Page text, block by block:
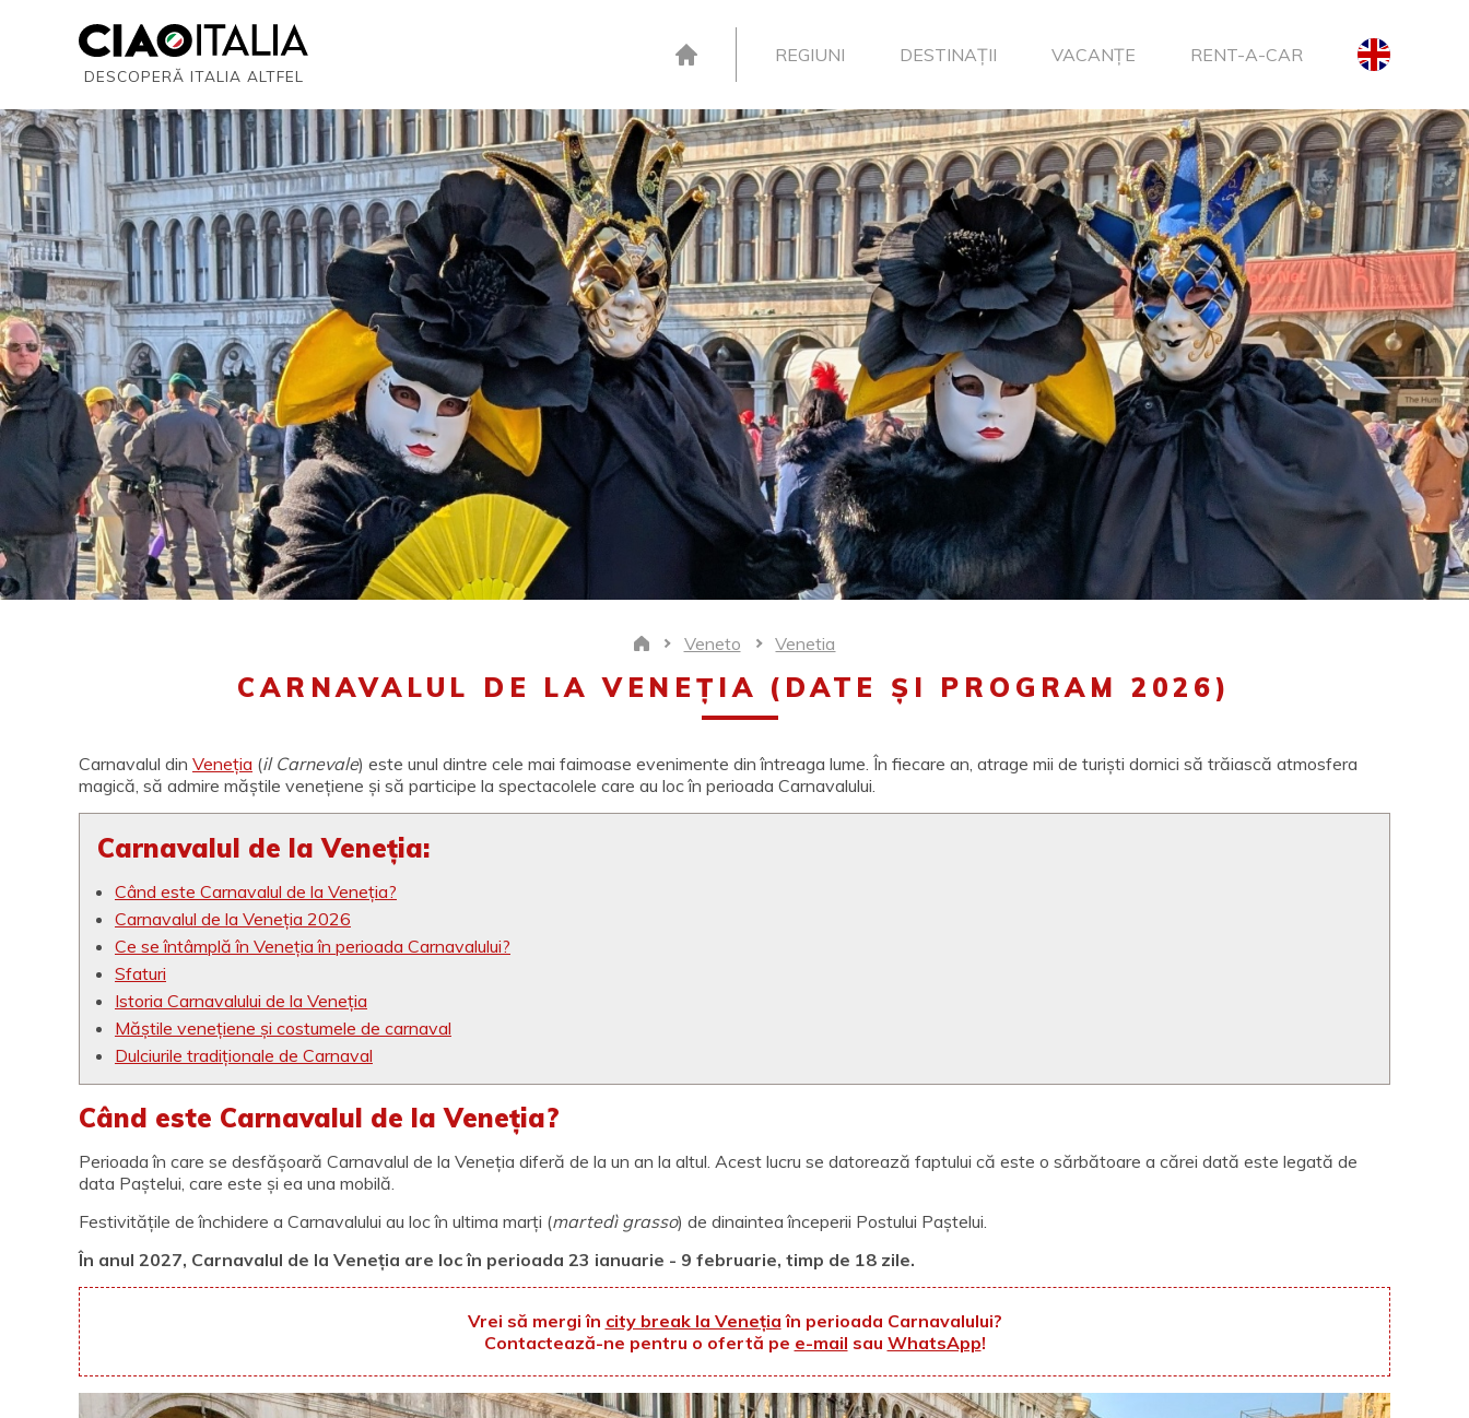
DESCOPERĂ ITALIA ALTFEL
REGIUNI DESTINAȚII VACANȚE RENT-A-CAR
Home Veneto Venetia
CARNAVALUL DE LA VENEȚIA (DATE ȘI PROGRAM 2026)
Carnavalul din Veneția (il Carnevale) este unul dintre cele mai faimoase evenimente din întreaga lume. În fiecare an, atrage mii de turiști dornici să trăiască atmosfera
magică, să admire măștile venețiene și să participe la spectacolele care au loc în perioada Carnavalului.
Carnavalul de la Veneția:
Când este Carnavalul de la Veneția?
Carnavalul de la Veneția 2026
Ce se întâmplă în Veneția în perioada Carnavalului?
Sfaturi
Istoria Carnavalului de la Veneția
Măștile venețiene și costumele de carnaval
Dulciurile tradiționale de Carnaval
Când este Carnavalul de la Veneția?
Perioada în care se desfășoară Carnavalul de la Veneția diferă de la un an la altul. Acest lucru se datorează faptului că este o sărbătoare a cărei dată este legată de
data Paștelui, care este și ea una mobilă.
Festivitățile de închidere a Carnavalului au loc în ultima marți (martedì grasso) de dinaintea începerii Postului Paștelui.
În anul 2027, Carnavalul de la Veneția are loc în perioada 23 ianuarie - 9 februarie, timp de 18 zile.
Vrei să mergi în city break la Veneția în perioada Carnavalului?
Contactează-ne pentru o ofertă pe e-mail sau WhatsApp!